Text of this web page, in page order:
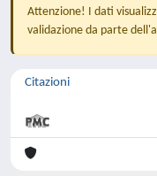
Attenzione! I dati
validazione da parte
Citazioni